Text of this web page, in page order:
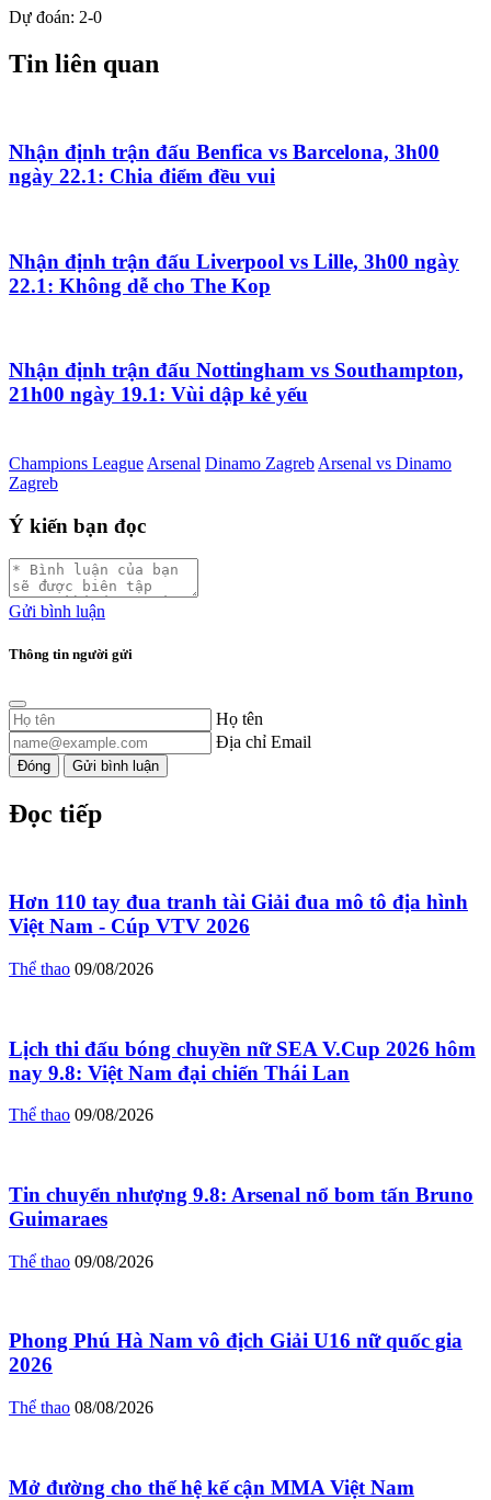
Dự đoán: 2-0
Tin liên quan
Nhận định trận đấu Benfica vs Barcelona, 3h00
ngày 22.1: Chia điểm đều vui
Nhận định trận đấu Liverpool vs Lille, 3h00 ngày
22.1: Không dễ cho The Kop
Nhận định trận đấu Nottingham vs Southampton,
21h00 ngày 19.1: Vùi dập kẻ yếu
Champions League Arsenal Dinamo Zagreb Arsenal vs Dinamo
Zagreb
Ý kiến bạn đọc
Gửi bình luận
Thông tin người gửi
Họ tên
Địa chỉ Email
Đóng Gửi bình luận
Đọc tiếp
Hơn 110 tay đua tranh tài Giải đua mô tô địa hình
Việt Nam - Cúp VTV 2026
Thể thao 09/08/2026
Lịch thi đấu bóng chuyền nữ SEA V.Cup 2026 hôm
nay 9.8: Việt Nam đại chiến Thái Lan
Thể thao 09/08/2026
Tin chuyển nhượng 9.8: Arsenal nổ bom tấn Bruno
Guimaraes
Thể thao 09/08/2026
Phong Phú Hà Nam vô địch Giải U16 nữ quốc gia
2026
Thể thao 08/08/2026
Mở đường cho thế hệ kế cận MMA Việt Nam